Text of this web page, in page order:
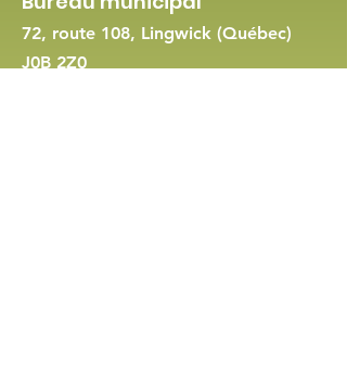
72, route 108, Lingwick (Québec)
J0B 2Z0